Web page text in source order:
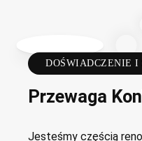
DOŚWIADCZENIE I
Przewaga
Jesteśmy częścią